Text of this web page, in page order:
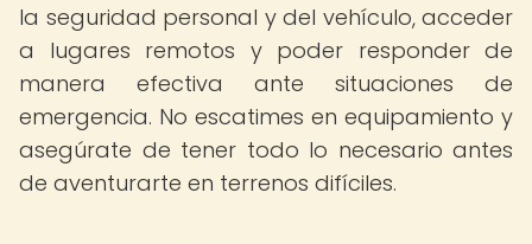
la seguridad personal y del vehículo, acceder
a lugares remotos y poder responder de
manera efectiva ante situaciones de
emergencia. No escatimes en equipamiento y
asegúrate de tener todo lo necesario antes
de aventurarte en terrenos difíciles.